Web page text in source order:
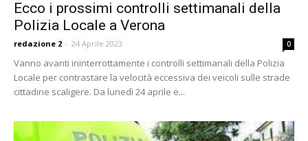
Ecco i prossimi controlli settimanali della
Polizia Locale a Verona
redazione 2 - 24 Aprile 2023 0
Vanno avanti ininterrottamente i controlli settimanali della Polizia
Locale per contrastare la velocità eccessiva dei veicoli sulle strade
cittadine scaligere. Da lunedì 24 aprile e...